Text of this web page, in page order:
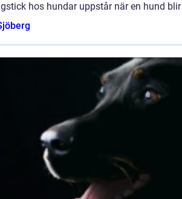
hos hundar uppstår när en hund blir